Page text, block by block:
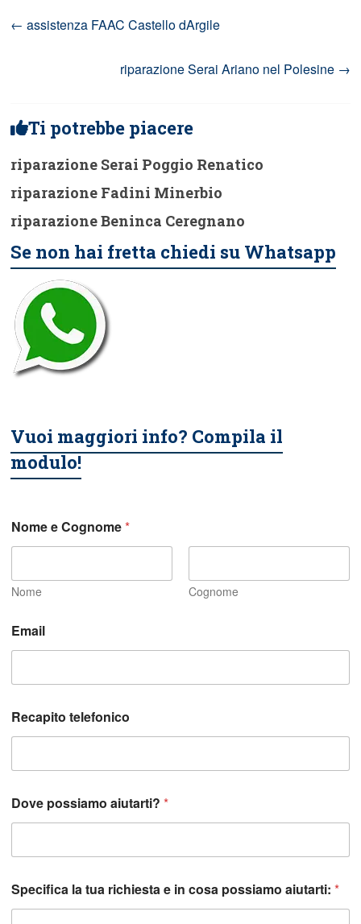
← assistenza FAAC Castello dArgile
riparazione Serai Ariano nel Polesine →
Ti potrebbe piacere
riparazione Serai Poggio Renatico
riparazione Fadini Minerbio
riparazione Beninca Ceregnano
Se non hai fretta chiedi su Whatsapp
Vuoi maggiori info? Compila il
modulo!
Nome e Cognome*
Nome Cognome
Email
Recapito telefonico
r
i
h
e
s
t
Dove possiamo aiutarti?*
Specifica la tua richiesta e in cosa possiamo aiutarti:*